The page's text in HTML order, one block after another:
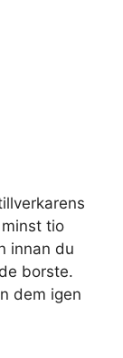
tio
innan du
borste.
dem igen